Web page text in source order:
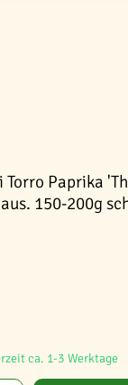
Paprika
150-200g
ca. 1-3 Werktage